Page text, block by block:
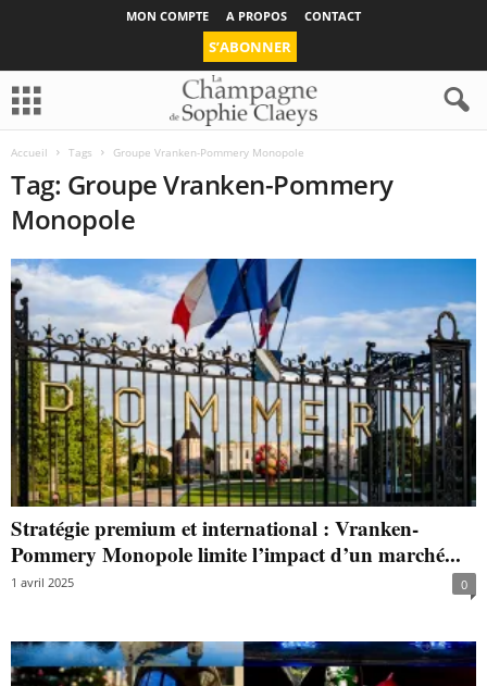
MON COMPTE A PROPOS CONTACT
S’ABONNER
Accueil Tags Groupe Vranken-Pommery Monopole
Tag: Groupe Vranken-Pommery
Monopole
Stratégie premium et international : Vranken-
Pommery Monopole limite l’impact d’un marché...
1 avril 2025 0